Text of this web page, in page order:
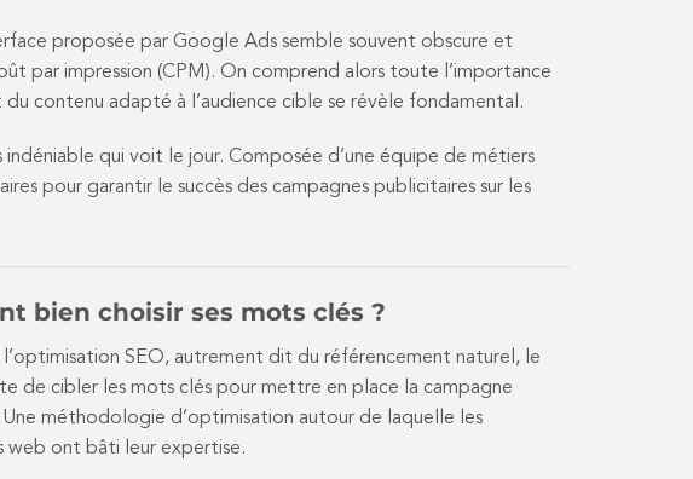
proposée par Google Ads semble souvent obscure et
par impression (CPM). On comprend alors toute l’importance
contenu adapté à l’audience cible se révèle fondamental.
qui voit le jour. Composée d’une équipe de métiers
pour garantir le succès des campagnes publicitaires sur les
bien choisir ses mots clés ?
l’optimisation SEO, autrement dit du référencement naturel, le
de cibler les mots clés pour mettre en place la campagne
méthodologie d’optimisation autour de laquelle les
web ont bâti leur expertise.